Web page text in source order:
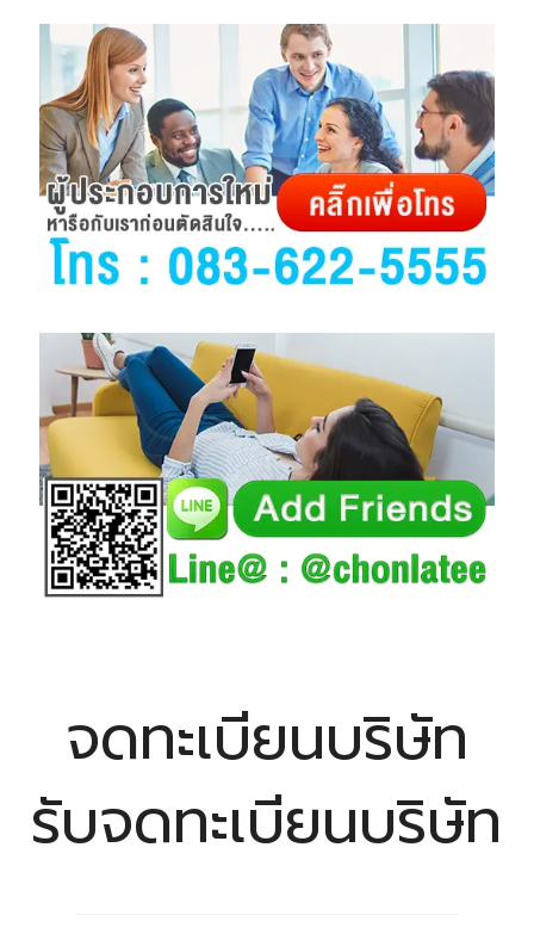
จดทะเบียนบริษัท
รับจดทะเบียนบริษัท